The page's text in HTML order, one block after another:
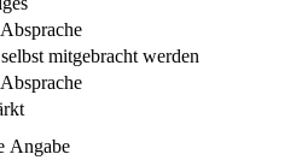
mitgebracht werden
Angabe